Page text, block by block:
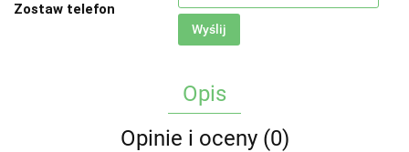
Zostaw telefon
Wyślij
Opis
Opinie i oceny (0)